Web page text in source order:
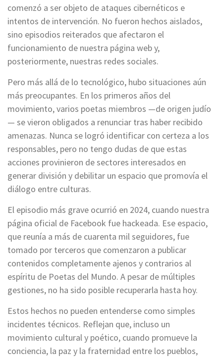
comenzó a ser objeto de ataques cibernéticos e
intentos de intervención. No fueron hechos aislados,
sino episodios reiterados que afectaron el
funcionamiento de nuestra página web y,
posteriormente, nuestras redes sociales.
Pero más allá de lo tecnológico, hubo situaciones aún
más preocupantes. En los primeros años del
movimiento, varios poetas miembros —de origen judío
— se vieron obligados a renunciar tras haber recibido
amenazas. Nunca se logró identificar con certeza a los
responsables, pero no tengo dudas de que estas
acciones provinieron de sectores interesados en
generar división y debilitar un espacio que promovía el
diálogo entre culturas.
El episodio más grave ocurrió en 2024, cuando nuestra
página oficial de Facebook fue hackeada. Ese espacio,
que reunía a más de cuarenta mil seguidores, fue
tomado por terceros que comenzaron a publicar
contenidos completamente ajenos y contrarios al
espíritu de Poetas del Mundo. A pesar de múltiples
gestiones, no ha sido posible recuperarla hasta hoy.
Estos hechos no pueden entenderse como simples
incidentes técnicos. Reflejan que, incluso un
movimiento cultural y poético, cuando promueve la
conciencia, la paz y la fraternidad entre los pueblos,